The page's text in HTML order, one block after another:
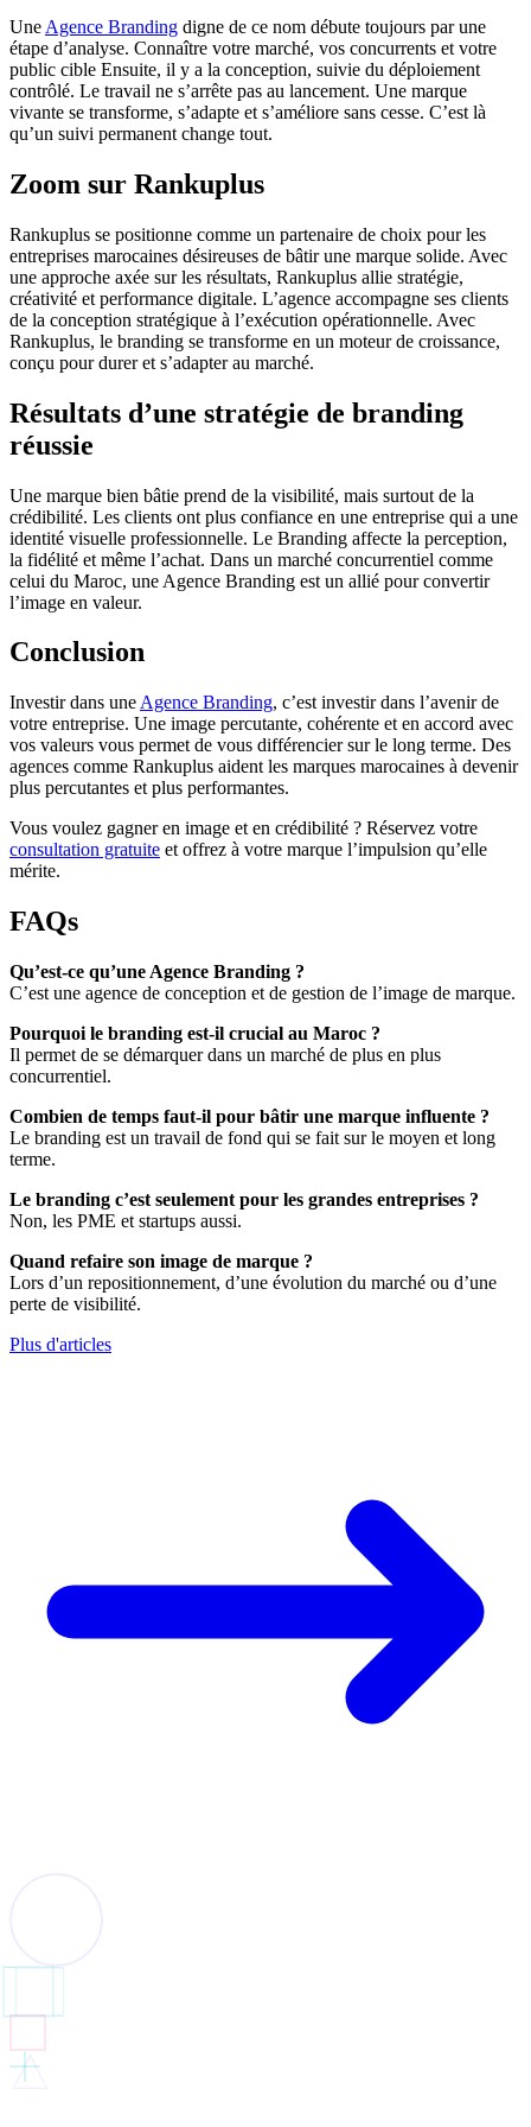
Une Agence Branding digne de ce nom débute toujours par une
étape d’analyse. Connaître votre marché, vos concurrents et votre
public cible Ensuite, il y a la conception, suivie du déploiement
contrôlé. Le travail ne s’arrête pas au lancement. Une marque
vivante se transforme, s’adapte et s’améliore sans cesse. C’est là
qu’un suivi permanent change tout.
Zoom sur Rankuplus
Rankuplus se positionne comme un partenaire de choix pour les
entreprises marocaines désireuses de bâtir une marque solide. Avec
une approche axée sur les résultats, Rankuplus allie stratégie,
créativité et performance digitale. L’agence accompagne ses clients
de la conception stratégique à l’exécution opérationnelle. Avec
Rankuplus, le branding se transforme en un moteur de croissance,
conçu pour durer et s’adapter au marché.
Résultats d’une stratégie de branding
réussie
Une marque bien bâtie prend de la visibilité, mais surtout de la
crédibilité. Les clients ont plus confiance en une entreprise qui a une
identité visuelle professionnelle. Le Branding affecte la perception,
la fidélité et même l’achat. Dans un marché concurrentiel comme
celui du Maroc, une Agence Branding est un allié pour convertir
l’image en valeur.
Conclusion
Investir dans une Agence Branding, c’est investir dans l’avenir de
votre entreprise. Une image percutante, cohérente et en accord avec
vos valeurs vous permet de vous différencier sur le long terme. Des
agences comme Rankuplus aident les marques marocaines à devenir
plus percutantes et plus performantes.
Vous voulez gagner en image et en crédibilité ? Réservez votre
consultation gratuite et offrez à votre marque l’impulsion qu’elle
mérite.
FAQs
Qu’est-ce qu’une Agence Branding ?
C’est une agence de conception et de gestion de l’image de marque.
Pourquoi le branding est-il crucial au Maroc ?
Il permet de se démarquer dans un marché de plus en plus
concurrentiel.
Combien de temps faut-il pour bâtir une marque influente ?
Le branding est un travail de fond qui se fait sur le moyen et long
terme.
Le branding c’est seulement pour les grandes entreprises ?
Non, les PME et startups aussi.
Quand refaire son image de marque ?
Lors d’un repositionnement, d’une évolution du marché ou d’une
perte de visibilité.
Plus d'articles